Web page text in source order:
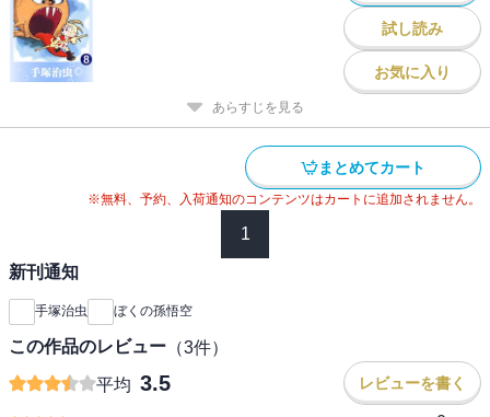
試し読み
お気に入り
あらすじを見る
まとめてカート
※無料、予約、入荷通知のコンテンツはカートに追加されません。
1
新刊通知
手塚治虫 ぼくの孫悟空
この作品のレビュー （3件）
平均 3.5 レビューを書く